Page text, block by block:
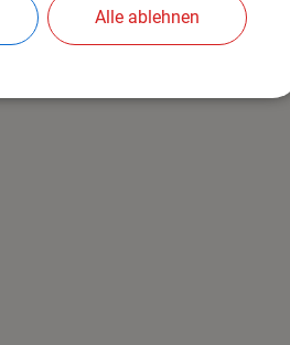
Alle ablehnen